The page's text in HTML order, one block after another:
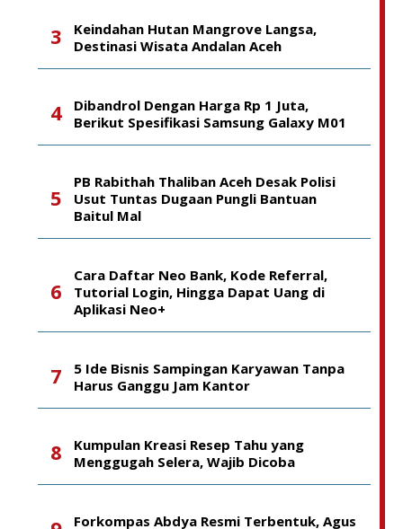
Keindahan Hutan Mangrove Langsa,
Destinasi Wisata Andalan Aceh
Dibandrol Dengan Harga Rp 1 Juta,
Berikut Spesifikasi Samsung Galaxy M01
PB Rabithah Thaliban Aceh Desak Polisi
Usut Tuntas Dugaan Pungli Bantuan
Baitul Mal
Cara Daftar Neo Bank, Kode Referral,
Tutorial Login, Hingga Dapat Uang di
Aplikasi Neo+
5 Ide Bisnis Sampingan Karyawan Tanpa
Harus Ganggu Jam Kantor
Kumpulan Kreasi Resep Tahu yang
Menggugah Selera, Wajib Dicoba
Forkompas Abdya Resmi Terbentuk, Agus